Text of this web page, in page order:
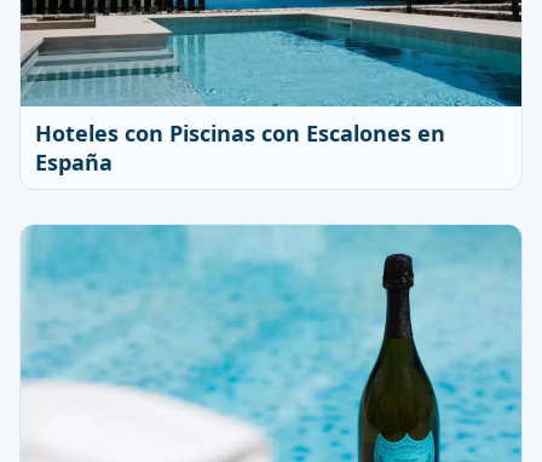
Hoteles con Piscinas con Escalones en
España